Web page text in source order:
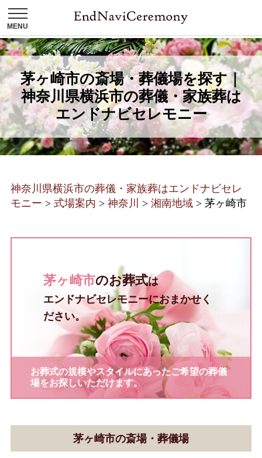
茅ヶ崎市の斎場・葬儀場を探す｜
神奈川県横浜市の葬儀・家族葬は
エンドナビセレモニー
神奈川県横浜市の葬儀・家族葬はエンドナビセレ
モニー > 式場案内 > 神奈川 > 湘南地域 > 茅ヶ崎市
茅ヶ崎市のお葬式は
エンドナビセレモニーにおまかせく
ださい。
お葬式の規模やスタイルにあったご希望の葬儀
場をお探しいただけます。
茅ヶ崎市の斎場・葬儀場